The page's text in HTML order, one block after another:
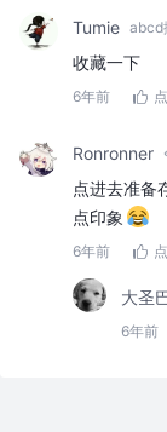
Tumie abcd
收藏一下
6年前
Ronronner
点进去准备
点印象
6年前
大圣
6年前